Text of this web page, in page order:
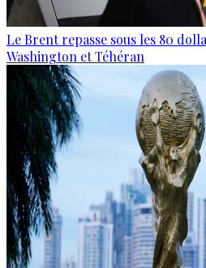
Le Brent repasse sous les 80
Washington et Téhéran